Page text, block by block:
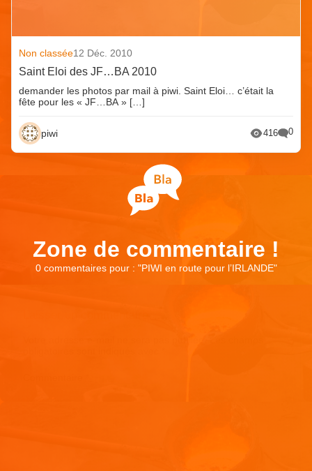
Non classée12 Déc. 2010
Saint Eloi des JF…BA 2010
demander les photos par mail à piwi. Saint Eloi… c’était la
fête pour les « JF…BA » […]
piwi 416 0
Zone de commentaire !
0 commentaires pour : "PIWI en route pour l’IRLANDE"